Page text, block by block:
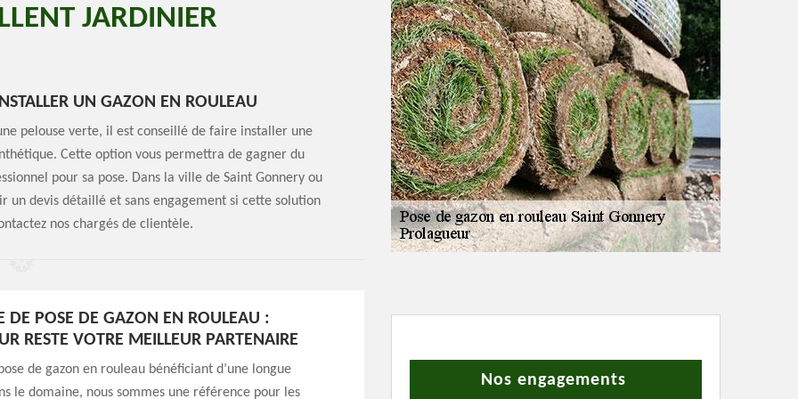
JARDINIER
UN GAZON EN ROULEAU
pelouse verte, il est conseillé de faire installer une
Cette option vous permettra de gagner du
pour sa pose. Dans la ville de Saint Gonnery ou
un devis détaillé et sans engagement si cette solution
nos chargés de clientèle.
DE POSE DE GAZON EN ROULEAU :
RESTE VOTRE MEILLEUR PARTENAIRE
de gazon en rouleau bénéficiant d’une longue
le domaine, nous sommes une référence pour les
Nos engagements